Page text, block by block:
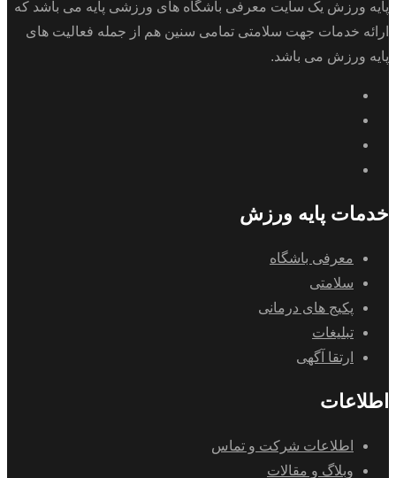
پایه ورزش یک سایت معرفی باشگاه های ورزشی پایه می باشد که
ارائه خدمات جهت سلامتی تمامی سنین هم از جمله فعالیت های
پایه ورزش می باشد.
خدمات پایه ورزش
معرفی باشگاه
سلامتی
پکیج های درمانی
تبلیغات
ارتقا آگهی
اطلاعات
اطلاعات شرکت و تماس
وبلاگ و مقالات